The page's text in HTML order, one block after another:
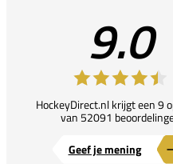
9.0
HockeyDirect.nl krijgt een 9
van 52091
Geef je mening